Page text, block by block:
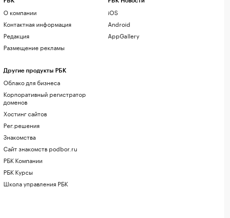
О компании
Контактная информация
Редакция
Размещение рекламы
Другие продукты РБК
Облако для бизнеса
Корпоративный регистратор
доменов
Хостинг сайтов
Рег.решения
Знакомства
Сайт знакомств podbor.ru
РБК Компании
РБК Курсы
Школа управления РБК
iOS
Android
AppGallery